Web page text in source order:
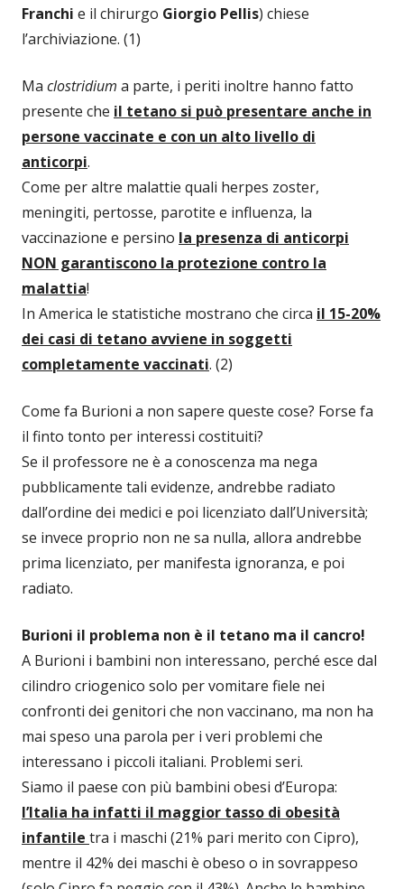
Franchi e il chirurgo Giorgio Pellis) chiese
l’archiviazione. (1)
Ma clostridium a parte, i periti inoltre hanno fatto
presente che il tetano si può presentare anche in
persone vaccinate e con un alto livello di
anticorpi.
Come per altre malattie quali herpes zoster,
meningiti, pertosse, parotite e influenza, la
vaccinazione e persino la presenza di anticorpi
NON garantiscono la protezione contro la
malattia!
In America le statistiche mostrano che circa il 15-20%
dei casi di tetano avviene in soggetti
completamente vaccinati. (2)
Come fa Burioni a non sapere queste cose? Forse fa
il finto tonto per interessi costituiti?
Se il professore ne è a conoscenza ma nega
pubblicamente tali evidenze, andrebbe radiato
dall’ordine dei medici e poi licenziato dall’Università;
se invece proprio non ne sa nulla, allora andrebbe
prima licenziato, per manifesta ignoranza, e poi
radiato.
Burioni il problema non è il tetano ma il cancro!
A Burioni i bambini non interessano, perché esce dal
cilindro criogenico solo per vomitare fiele nei
confronti dei genitori che non vaccinano, ma non ha
mai speso una parola per i veri problemi che
interessano i piccoli italiani. Problemi seri.
Siamo il paese con più bambini obesi d’Europa:
l’Italia ha infatti il maggior tasso di obesità
infantile tra i maschi (21% pari merito con Cipro),
mentre il 42% dei maschi è obeso o in sovrappeso